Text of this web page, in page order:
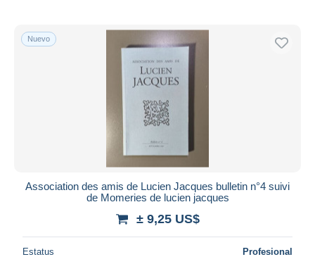
Nuevo
Association des amis de Lucien Jacques bulletin n°4 suivi
de Momeries de lucien jacques
± 9,25 US$
Estatus Profesional